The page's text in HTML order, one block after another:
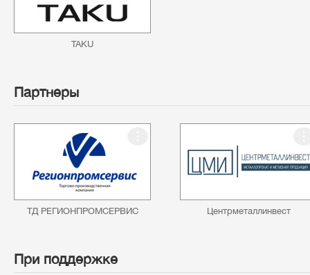
TAKU
Партнеры
ТД РЕГИОНПРОМСЕРВИС Центрметаллинвест
При поддержке